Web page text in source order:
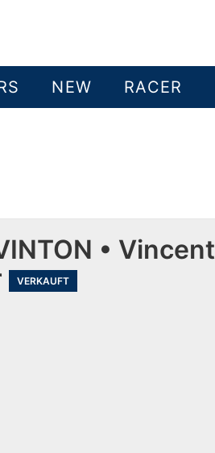
NEW RACER
• Vincent
VERKAUFT